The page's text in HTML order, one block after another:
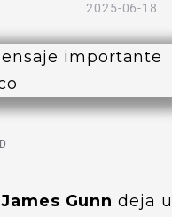
2025-06-18
James Gunndeja